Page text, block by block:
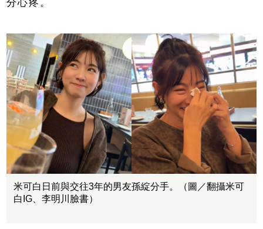
分心疼。
米可白日前與交往3年的男友孫綻分手。（圖／翻攝米可
白IG、李明川臉書）